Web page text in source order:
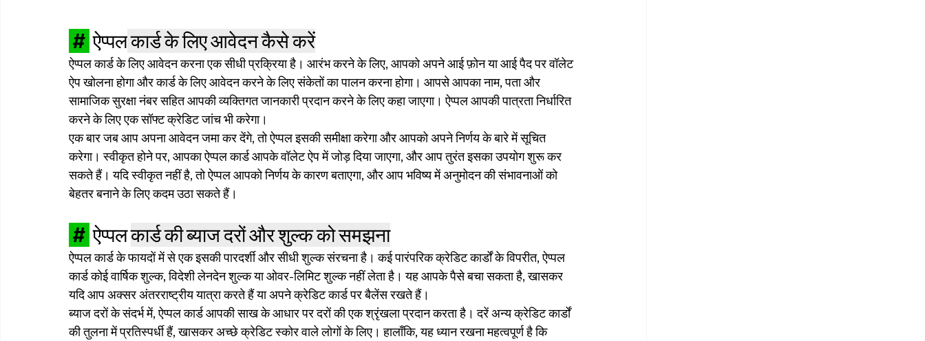
# ऐप्पल कार्ड के लिए आवेदन कैसे करें
ऐप्पल कार्ड के लिए आवेदन करना एक सीधी प्रक्रिया है। आरंभ करने के लिए, आपको अपने आई फ़ोन या आई पैद पर वॉलेट
ऐप खोलना होगा और कार्ड के लिए आवेदन करने के लिए संकेतों का पालन करना होगा। आपसे आपका नाम, पता और
सामाजिक सुरक्षा नंबर सहित आपकी व्यक्तिगत जानकारी प्रदान करने के लिए कहा जाएगा। ऐप्पल आपकी पात्रता निर्धारित
करने के लिए एक सॉफ्ट क्रेडिट जांच भी करेगा।
एक बार जब आप अपना आवेदन जमा कर देंगे, तो ऐप्पल इसकी समीक्षा करेगा और आपको अपने निर्णय के बारे में सूचित
करेगा। स्वीकृत होने पर, आपका ऐप्पल कार्ड आपके वॉलेट ऐप में जोड़ दिया जाएगा, और आप तुरंत इसका उपयोग शुरू कर
सकते हैं। यदि स्वीकृत नहीं है, तो ऐप्पल आपको निर्णय के कारण बताएगा, और आप भविष्य में अनुमोदन की संभावनाओं को
बेहतर बनाने के लिए कदम उठा सकते हैं।
# ऐप्पल कार्ड की ब्याज दरों और शुल्क को समझना
ऐप्पल कार्ड के फायदों में से एक इसकी पारदर्शी और सीधी शुल्क संरचना है। कई पारंपरिक क्रेडिट कार्डों के विपरीत, ऐप्पल
कार्ड कोई वार्षिक शुल्क, विदेशी लेनदेन शुल्क या ओवर-लिमिट शुल्क नहीं लेता है। यह आपके पैसे बचा सकता है, खासकर
यदि आप अक्सर अंतरराष्ट्रीय यात्रा करते हैं या अपने क्रेडिट कार्ड पर बैलेंस रखते हैं।
ब्याज दरों के संदर्भ में, ऐप्पल कार्ड आपकी साख के आधार पर दरों की एक श्रृंखला प्रदान करता है। दरें अन्य क्रेडिट कार्डों
की तुलना में प्रतिस्पर्धी हैं, खासकर अच्छे क्रेडिट स्कोर वाले लोगों के लिए। हालाँकि, यह ध्यान रखना महत्वपूर्ण है कि